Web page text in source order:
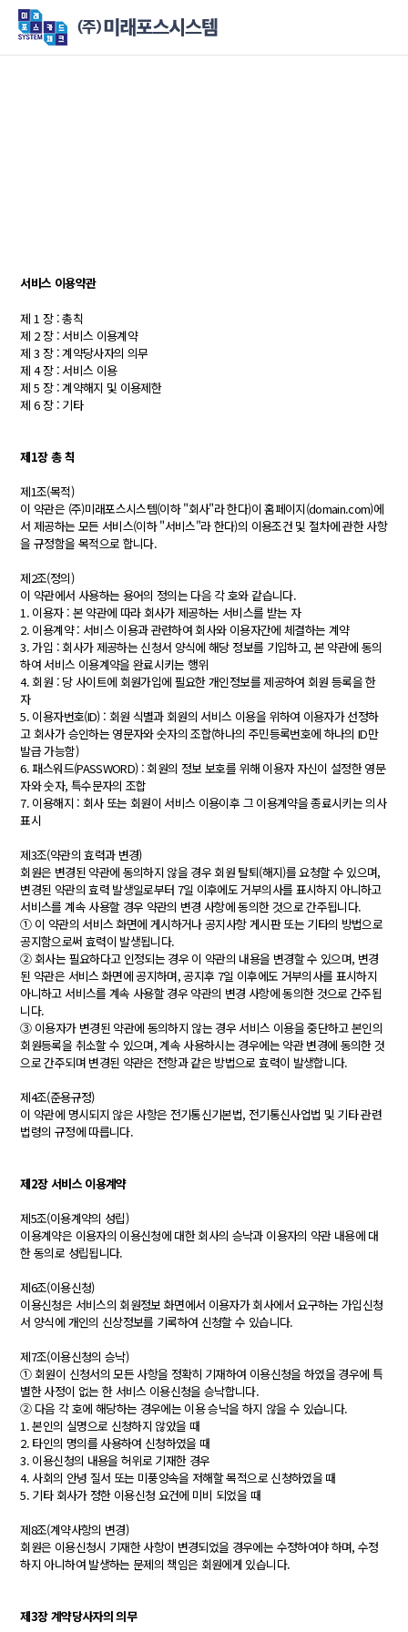
서비스 이용약관
제 1 장 : 총칙
제 2 장 : 서비스 이용계약
제 3 장 : 계약당사자의 의무
제 4 장 : 서비스 이용
제 5 장 : 계약해지 및 이용제한
제 6 장 : 기타
제1장 총 칙
제1조(목적)
이 약관은 (주)미래포스시스템(이하 "회사"라 한다)이 홈페이지(domain.com)에
서 제공하는 모든 서비스(이하 "서비스"라 한다)의 이용조건 및 절차에 관한 사항
을 규정함을 목적으로 합니다.
제2조(정의)
이 약관에서 사용하는 용어의 정의는 다음 각 호와 같습니다.
1. 이용자 : 본 약관에 따라 회사가 제공하는 서비스를 받는 자
2. 이용계약 : 서비스 이용과 관련하여 회사와 이용자간에 체결하는 계약
3. 가입 : 회사가 제공하는 신청서 양식에 해당 정보를 기입하고, 본 약관에 동의
하여 서비스 이용계약을 완료시키는 행위
4. 회원 : 당 사이트에 회원가입에 필요한 개인정보를 제공하여 회원 등록을 한
자
5. 이용자번호(ID) : 회원 식별과 회원의 서비스 이용을 위하여 이용자가 선정하
고 회사가 승인하는 영문자와 숫자의 조합(하나의 주민등록번호에 하나의 ID만
발급 가능함)
6. 패스워드(PASSWORD) : 회원의 정보 보호를 위해 이용자 자신이 설정한 영문
자와 숫자, 특수문자의 조합
7. 이용해지 : 회사 또는 회원이 서비스 이용이후 그 이용계약을 종료시키는 의사
표시
제3조(약관의 효력과 변경)
회원은 변경된 약관에 동의하지 않을 경우 회원 탈퇴(해지)를 요청할 수 있으며,
변경된 약관의 효력 발생일로부터 7일 이후에도 거부의사를 표시하지 아니하고
서비스를 계속 사용할 경우 약관의 변경 사항에 동의한 것으로 간주됩니다.
① 이 약관의 서비스 화면에 게시하거나 공지사항 게시판 또는 기타의 방법으로
공지함으로써 효력이 발생됩니다.
② 회사는 필요하다고 인정되는 경우 이 약관의 내용을 변경할 수 있으며, 변경
된 약관은 서비스 화면에 공지하며, 공지후 7일 이후에도 거부의사를 표시하지
아니하고 서비스를 계속 사용할 경우 약관의 변경 사항에 동의한 것으로 간주됩
니다.
③ 이용자가 변경된 약관에 동의하지 않는 경우 서비스 이용을 중단하고 본인의
회원등록을 취소할 수 있으며, 계속 사용하시는 경우에는 약관 변경에 동의한 것
으로 간주되며 변경된 약관은 전항과 같은 방법으로 효력이 발생합니다.
제4조(준용규정)
이 약관에 명시되지 않은 사항은 전기통신기본법, 전기통신사업법 및 기타 관련
법령의 규정에 따릅니다.
제2장 서비스 이용계약
제5조(이용계약의 성립)
이용계약은 이용자의 이용신청에 대한 회사의 승낙과 이용자의 약관 내용에 대
한 동의로 성립됩니다.
제6조(이용신청)
이용신청은 서비스의 회원정보 화면에서 이용자가 회사에서 요구하는 가입신청
서 양식에 개인의 신상정보를 기록하여 신청할 수 있습니다.
제7조(이용신청의 승낙)
① 회원이 신청서의 모든 사항을 정확히 기재하여 이용신청을 하였을 경우에 특
별한 사정이 없는 한 서비스 이용신청을 승낙합니다.
② 다음 각 호에 해당하는 경우에는 이용 승낙을 하지 않을 수 있습니다.
1. 본인의 실명으로 신청하지 않았을 때
2. 타인의 명의를 사용하여 신청하였을 때
3. 이용신청의 내용을 허위로 기재한 경우
4. 사회의 안녕 질서 또는 미풍양속을 저해할 목적으로 신청하였을 때
5. 기타 회사가 정한 이용신청 요건에 미비 되었을 때
제8조(계약사항의 변경)
회원은 이용신청시 기재한 사항이 변경되었을 경우에는 수정하여야 하며, 수정
하지 아니하여 발생하는 문제의 책임은 회원에게 있습니다.
제3장 계약당사자의 의무